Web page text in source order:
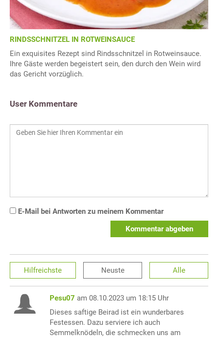
RINDSSCHNITZEL IN ROTWEINSAUCE
Ein exquisites Rezept sind Rindsschnitzel in Rotweinsauce.
Ihre Gäste werden begeistert sein, den durch den Wein wird
das Gericht vorzüglich.
User Kommentare
E-Mail bei Antworten zu meinem Kommentar
Kommentar abgeben
Hilfreichste Neuste Alle
Pesu07 am 08.10.2023 um 18:15 Uhr
Dieses saftige Beirad ist ein wunderbares
Festessen. Dazu serviere ich auch
Semmelknödeln, die schmecken uns am